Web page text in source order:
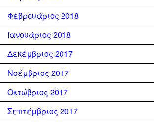
Φεβρουάριος 2018
Ιανουάριος 2018
Δεκέμβριος 2017
Νοέμβριος 2017
Οκτώβριος 2017
Σεπτέμβριος 2017